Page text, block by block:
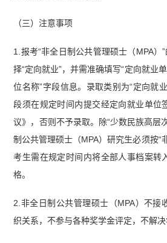
（三）注意事项
1.报考“非全日制公共管理硕士（MPA）
择“定向就业”，并需准确填写“定向就业
位名称”字段信息。录取类别为“定向就
段须在规定时间内提交经定向就业单位
议》，否则不予录取。除“少数民族高层
制公共管理硕士（MPA）研究生必须按“
考生需在规定时间内将全部人事档案转
格。
2.非全日制公共管理硕士（MPA）不接
织关系，不参与各种奖学金评定，不解决